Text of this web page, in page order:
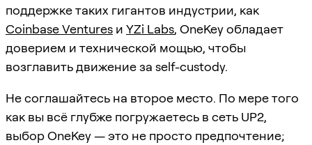
поддержке таких гигантов индустрии, как
Coinbase Ventures и YZi Labs, OneKey обладает
доверием и технической мощью, чтобы
возглавить движение за self-custody.
Не соглашайтесь на второе место. По мере того
как вы всё глубже погружаетесь в сеть UP2,
выбор OneKey — это не просто предпочтение;